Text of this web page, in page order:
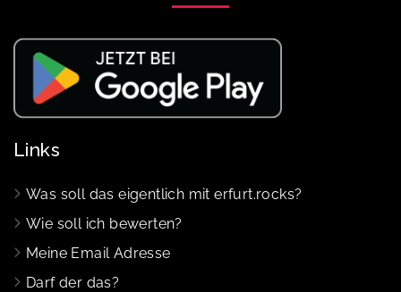
Links
Was soll das eigentlich mit erfurt.rocks?
Wie soll ich bewerten?
Meine Email Adresse
Darf der das?